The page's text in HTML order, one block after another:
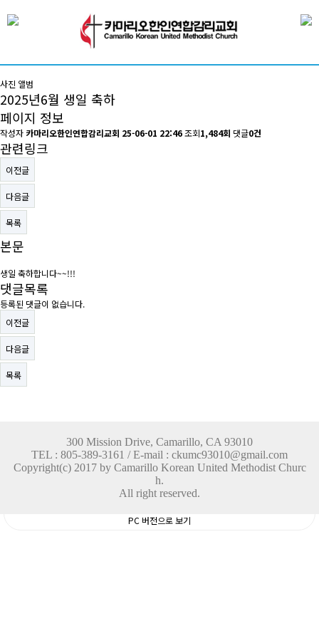
사진 앨범
2025년6월 생일 축하
페이지 정보
작성자 카마리오한인연합감리교회 25-06-01 22:46조회1,484회 댓글0건
관련링크
이전글
다음글
목록
본문
생일 축하합니다~~!!!
댓글목록
등록된 댓글이 없습니다.
이전글
다음글
목록
300 Mission Drive, Camarillo, CA 93010
TEL : 805-389-3161 / E-mail : ckumc93010@gmail.com
Copyright(c) 2017 by Camarillo Korean United Methodist Churc
h.
All right reserved.
PC 버전으로 보기